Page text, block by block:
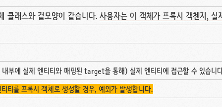
클래스와 겉모양이 같습니다. 사용자는 이 객체가 프록시 객첸지,
부에 실제 엔티티와 매핑된 target을 통해) 실제 엔티티에 접근할 수 있습니
티를 프록시 객체로 생성할 경우, 예외가 발생합니다.